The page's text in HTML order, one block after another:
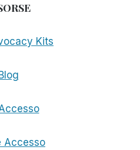
Kits
Blog
Accesso